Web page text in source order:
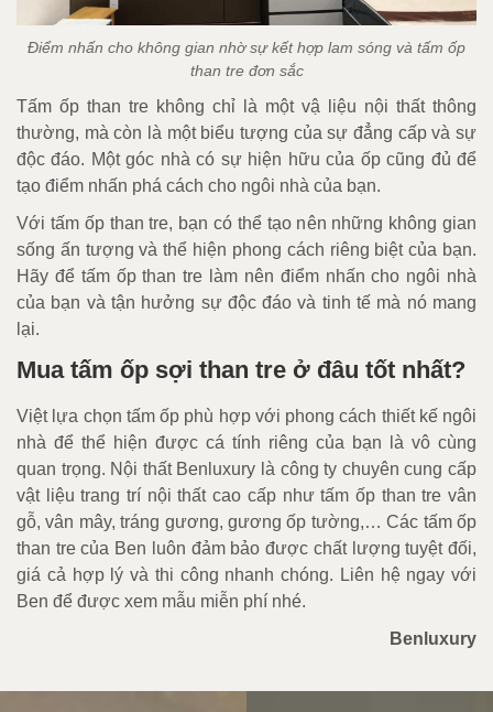
Điểm nhấn cho không gian nhờ sự kết hợp lam sóng và tấm ốp
than tre đơn sắc
Tấm ốp than tre không chỉ là một vậ liệu nội thất thông
thường, mà còn là một biểu tượng của sự đẳng cấp và sự
độc đáo. Một góc nhà có sự hiện hữu của ốp cũng đủ để
tạo điểm nhấn phá cách cho ngôi nhà của bạn.
Với tấm ốp than tre, bạn có thể tạo nên những không gian
sống ấn tượng và thể hiện phong cách riêng biệt của bạn.
Hãy để tấm ốp than tre làm nên điểm nhấn cho ngôi nhà
của bạn và tận hưởng sự độc đáo và tinh tế mà nó mang
lại.
Mua tấm ốp sợi than tre ở đâu tốt nhất?
Việt lựa chọn tấm ốp phù hợp với phong cách thiết kế ngôi
nhà để thể hiện được cá tính riêng của bạn là vô cùng
quan trọng. Nội thất Benluxury là công ty chuyên cung cấp
vật liệu trang trí nội thất cao cấp như tấm ốp than tre vân
gỗ, vân mây, tráng gương, gương ốp tường,… Các tấm ốp
than tre của Ben luôn đảm bảo được chất lượng tuyệt đối,
giá cả hợp lý và thi công nhanh chóng. Liên hệ ngay với
Ben để được xem mẫu miễn phí nhé.
Benluxury